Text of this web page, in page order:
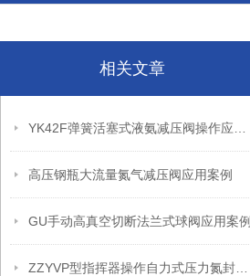
相关文章
高压钢瓶大流量氮气减压阀应用案例
GU手动高真空切断法兰式球阀应用案例